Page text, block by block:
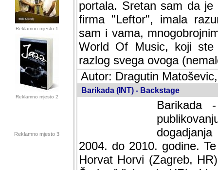
Reklamno mjesto 1
Reklamno mjesto 2
Reklamno mjesto 3
sam da je i moj web
imala razumijevanja za
mnogobrojnim
Music, koji ste ga
ovoga (nemalog) rada.
Autor: Dragutin
Barikada (INT) - Backstage
Barikada
2004. do 2010. godine.
Horvat Horvi (Zagreb,